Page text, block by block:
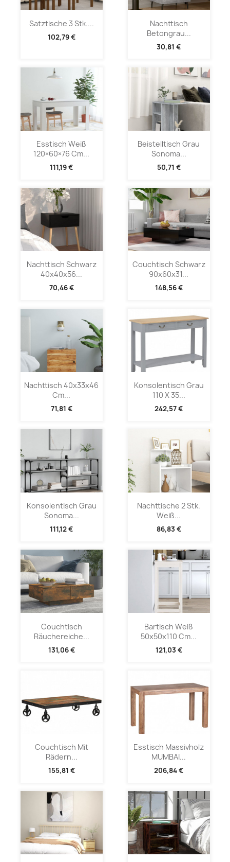
Satztische 3 Stk....
102,79 €
Nachttisch
Betongrau...
30,81 €
Esstisch Weiß
120×60×76 Cm...
111,19 €
Beistelltisch Grau
Sonoma...
50,71 €
Nachttisch Schwarz
40x40x56...
70,46 €
Couchtisch Schwarz
90x60x31...
148,56 €
Nachttisch 40x33x46
Cm...
71,81 €
Konsolentisch Grau
110 X 35...
242,57 €
Konsolentisch Grau
Sonoma...
111,12 €
Nachttische 2 Stk.
Weiß...
86,83 €
Couchtisch
Räuchereiche...
131,06 €
Bartisch Weiß
50x50x110 Cm...
121,03 €
Couchtisch Mit
Rädern...
155,81 €
Esstisch Massivholz
MUMBAI...
206,84 €